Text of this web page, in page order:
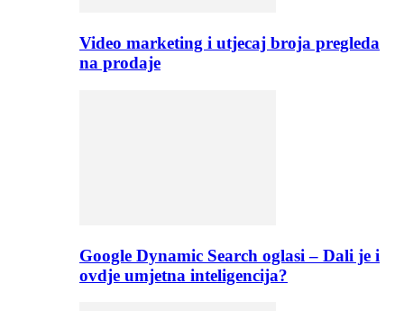
Video marketing i utjecaj broja pregleda
na prodaje
Google Dynamic Search oglasi – Dali je i
ovdje umjetna inteligencija?